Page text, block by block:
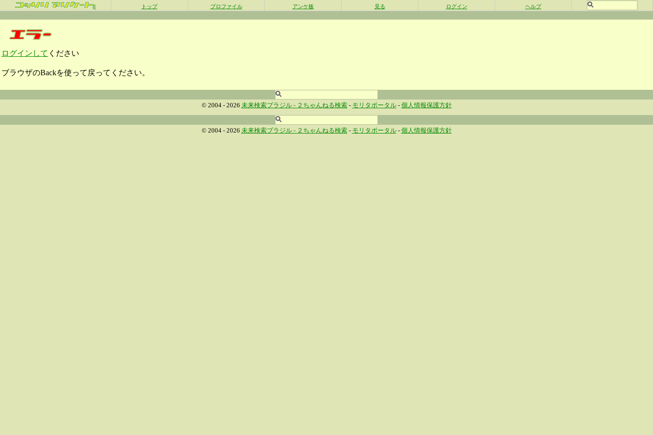
β トップ プロファイル アンケ板 見る ログイン ヘルプ
ログインして ください
ブラウザのBackを使って戻ってください。
© 2004 - 2026 未来検索ブラジル - ２ちゃんねる検索- モリタポータル- 個人情報保護方針
© 2004 - 2026 未来検索ブラジル - ２ちゃんねる検索- モリタポータル- 個人情報保護方針